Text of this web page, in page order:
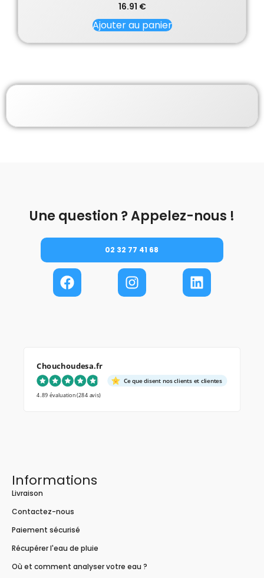
16.91 €
Ajouter au panier
Une question ? Appelez-nous !
02 32 77 41 68
Chouchoudesa.fr
Ce que disent nos clients et clientes
4.89 évaluation(284 avis)
Informations
Livraison
Contactez-nous
Paiement sécurisé
Récupérer l'eau de pluie
Où et comment analyser votre eau ?